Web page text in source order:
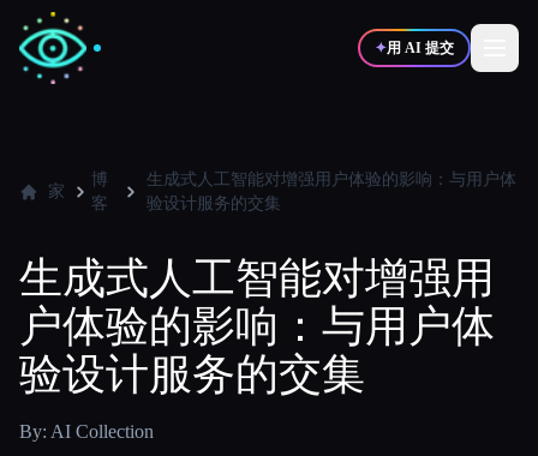
✦用 AI 提交
写作者 🎨设计师
💻 开发者 📈 营销
🎓学生 🎬 创作者
家
博
客
生成式人工智能对增强用户体验的影响：与用户体
验设计服务的交集
生成式人工智能对增强用
户体验的影响：与用户体
验设计服务的交集
By: AI Collection